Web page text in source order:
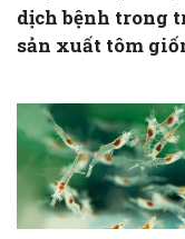
dịch bệnh trong
sản xuất tôm